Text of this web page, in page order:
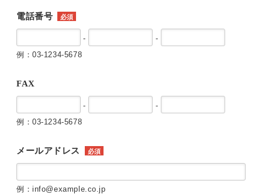
電話番号 必須
-
-
例：03-1234-5678
FAX
-
-
例：03-1234-5678
メールアドレス 必須
例：info@example.co.jp